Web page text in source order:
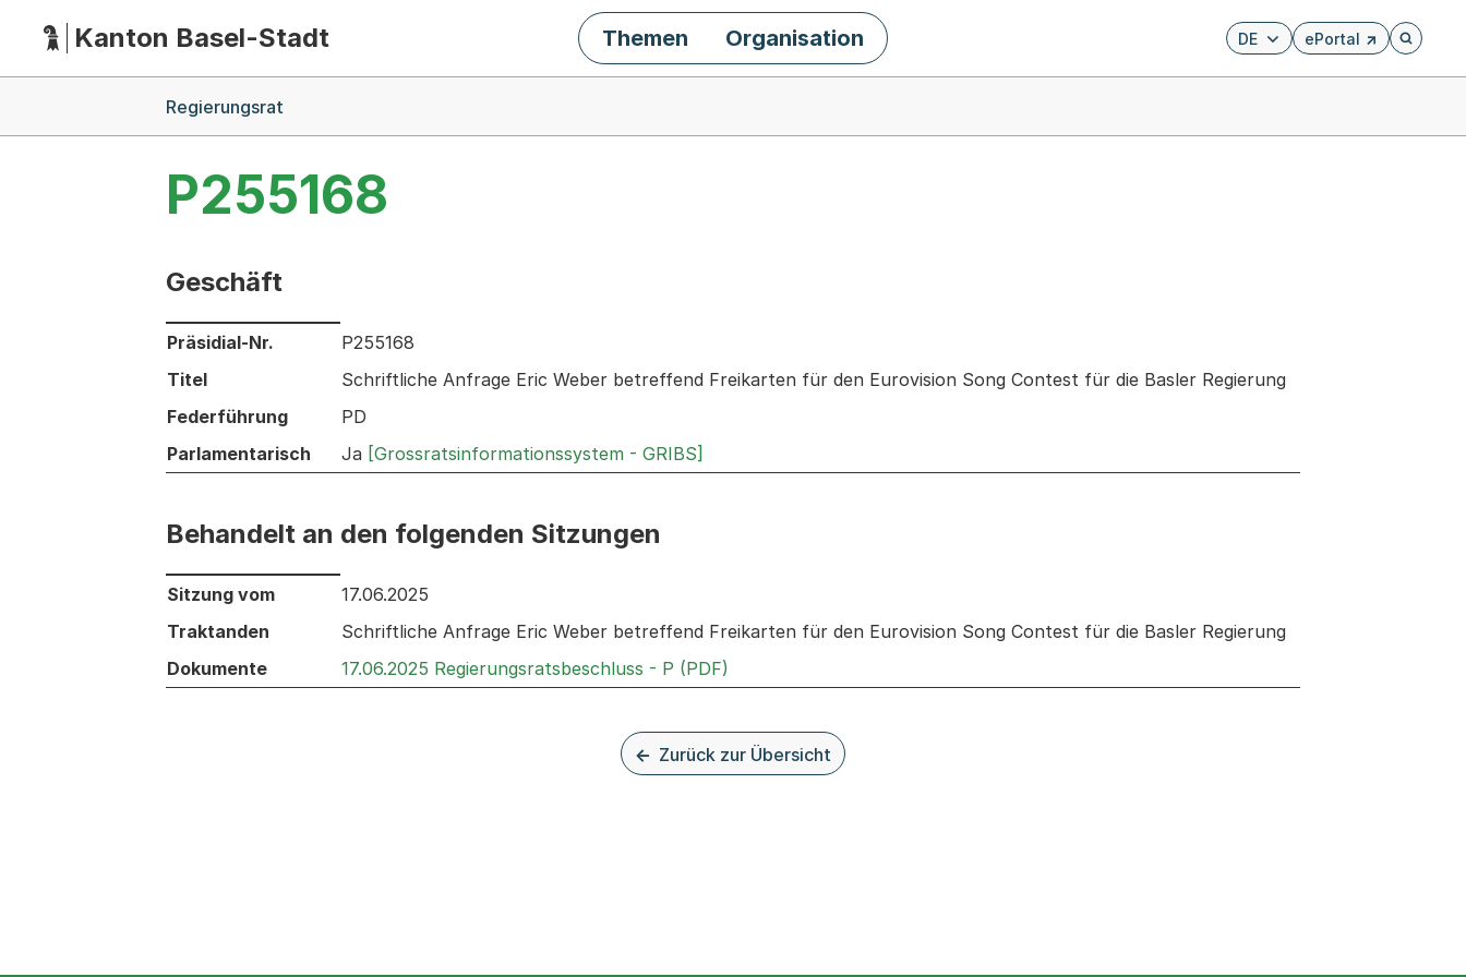
HauptnavigationKanton Basel-Stadt DE ePortal
Externer Link, wird in
Öffnet
Themen Organisation
Regierungsrat
P255168
Geschäft
Informationen zum Ausgewählten Geschäft
Präsidial-Nr.
P255168
Titel
Schriftliche Anfrage Eric Weber betreffend Freikarten für den Eurovision Song Contest für die Basler Regierung
Federführung
PD
Parlamentarisch
Ja [Grossratsinformationssystem - GRIBS]
Behandelt an den folgenden Sitzungen
Behandelt an den folgenden Sitzungen: Informationen zu den Sitzungen zum Geschäft
Sitzung vom
17.06.2025
Traktanden
Schriftliche Anfrage Eric Weber betreffend Freikarten für den Eurovision Song Contest für die Basler Regierung
Dokumente
17.06.2025 Regierungsratsbeschluss - P (PDF)
Zurück zur Übersicht